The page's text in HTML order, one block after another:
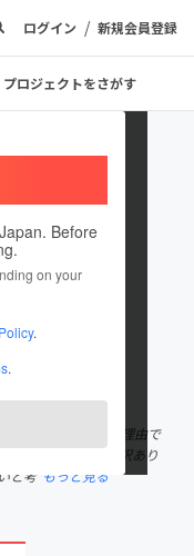
ログイン / 新規会員登録
プロジェクトをさがす
Before
on your
.
.
ます
早12年。 いろんな理由で
んな行き場のない訳あり
と考 もっと見る